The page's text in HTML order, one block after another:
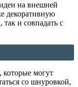
на внешней
декоративную
так и совпадать с
которые могут
со шнуровкой,